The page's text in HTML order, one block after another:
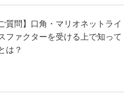
質問】口角・マリオネットライ
ファクターを受ける上で知って
は？